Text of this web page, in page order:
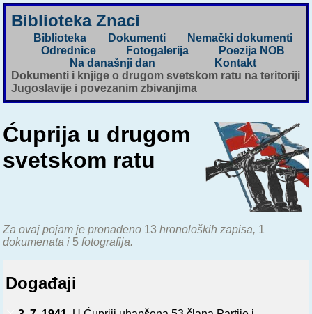
Biblioteka Znaci
Biblioteka Dokumenti
Nemački dokumenti
Odrednice
Fotogalerija
Poezija NOB
Na današnji dan
Kontakt
Dokumenti i knjige o drugom svetskom ratu na teritoriji
Jugoslavije i povezanim zbivanjima
Ćuprija u drugom
svetskom ratu
Za ovaj pojam je pronađeno 13 hronoloških zapisa, 1
dokumenata i 5 fotografija.
Događaji